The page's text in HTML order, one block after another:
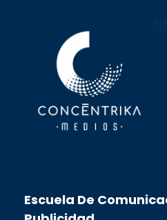
Escuela De